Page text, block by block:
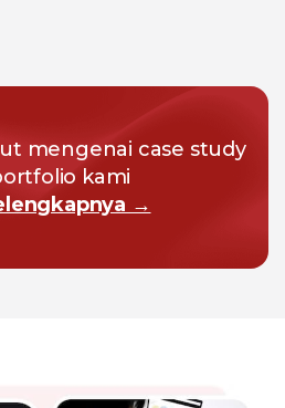
mengenai case study
kami
→